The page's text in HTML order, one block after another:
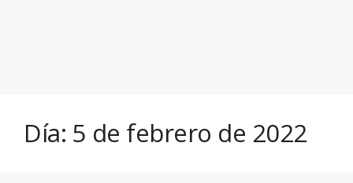
Día: 5 de febrero de 2022